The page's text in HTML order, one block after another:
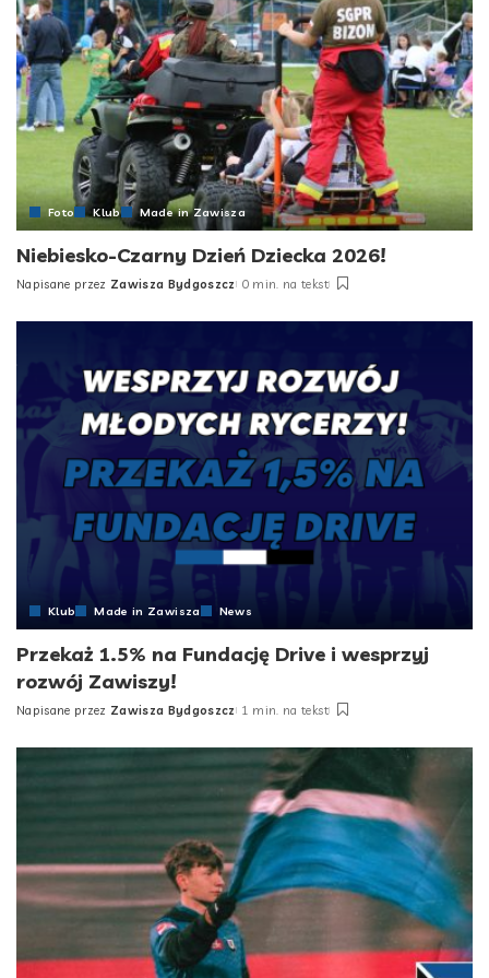
Foto Klub Made in Zawisza
Niebiesko-Czarny Dzień Dziecka 2026!
Posted
Napisane przez Zawisza Bydgoszcz 0 min. na tekst
Klub Made in Zawisza News
Przekaż 1.5% na Fundację Drive i wesprzyj
rozwój Zawiszy!
Posted
Napisane przez Zawisza Bydgoszcz 1 min. na tekst